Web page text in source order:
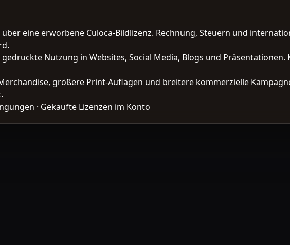
eine erworbene Culoca-Bildlizenz. Rechnung, Steuern und
Nutzung in Websites, Social Media, Blogs und Präsentationen.
größere Print-Auflagen und breitere kommerzielle
· Gekaufte Lizenzen im Konto